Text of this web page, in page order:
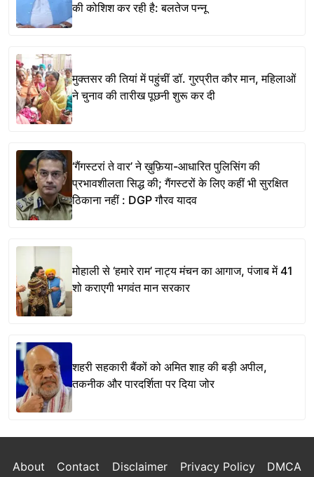
की कोशिश कर रही है: बलतेज पन्नू
मुक्तसर की तियां में पहुंचीं डॉ. गुरप्रीत कौर मान, महिलाओं
ने चुनाव की तारीख पूछनी शुरू कर दी
‘गैंगस्टरां ते वार’ ने ख़ुफ़िया-आधारित पुलिसिंग की
प्रभावशीलता सिद्ध की; गैंगस्टरों के लिए कहीं भी सुरक्षित
ठिकाना नहीं : DGP गौरव यादव
मोहाली से ‘हमारे राम’ नाट्य मंचन का आगाज, पंजाब में 41
शो कराएगी भगवंत मान सरकार
शहरी सहकारी बैंकों को अमित शाह की बड़ी अपील,
तकनीक और पारदर्शिता पर दिया जोर
About Contact Disclaimer Privacy Policy DMCA